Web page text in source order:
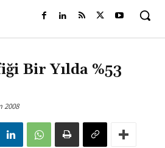
Bir Yılda %53
2008